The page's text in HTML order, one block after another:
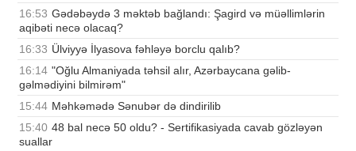
16:53 Gədəbəydə 3 məktəb bağlandı: Şagird və müəllimlərin
aqibəti necə olacaq?
16:33 Ülviyyə İlyasova fəhləyə borclu qalıb?
16:14 "Oğlu Almaniyada təhsil alır, Azərbaycana gəlib-
gəlmədiyini bilmirəm"
15:44 Məhkəmədə Sənubər də dindirilib
15:40 48 bal necə 50 oldu? - Sertifikasiyada cavab gözləyən
suallar